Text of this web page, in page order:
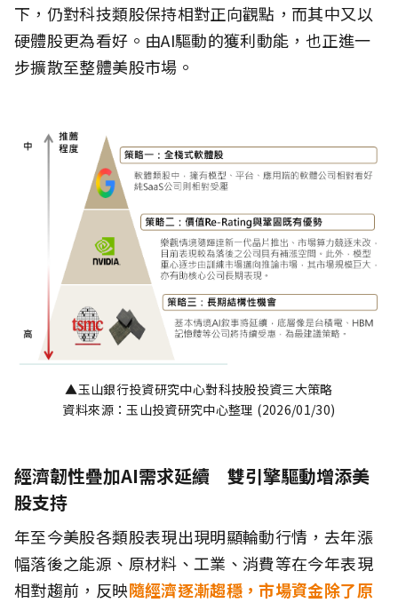
下，仍對科技類股保持相對正向觀點，而其中又以
硬體股更為看好。由AI驅動的獲利動能，也正進一
步擴散至整體美股市場。
▲玉山銀行投資研究中心對科技股投資三大策略
資料來源：玉山投資研究中心整理 (2026/01/30)
經濟韌性疊加AI需求延續 雙引擎驅動增添美
股支持
年至今美股各類股表現出現明顯輪動行情，去年漲
幅落後之能源、原材料、工業、消費等在今年表現
相對趨前，反映隨經濟逐漸趨穩，市場資金除了原